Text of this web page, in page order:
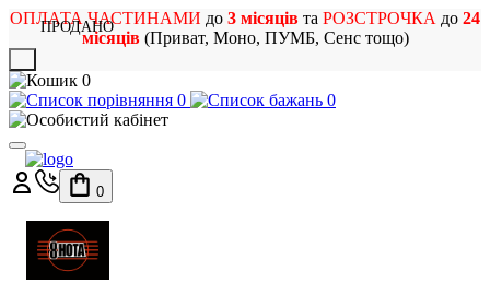
ОПЛАТА ЧАСТИНАМИ до 3 місяців та РОЗСТРОЧКА до 24
місяців(Приват, Моно, ПУМБ, Сенс тощо)
0
0
0
0
ПРОДАНО